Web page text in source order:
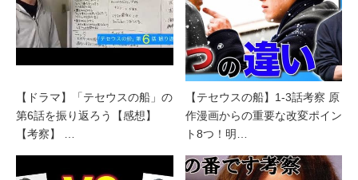
【ドラマ】「テセウスの船」の
第6話を振り返ろう【感想】
【考察】 …
【テセウスの船】1-3話考察 原
作漫画からの重要な改変ポイン
ト8つ！明…